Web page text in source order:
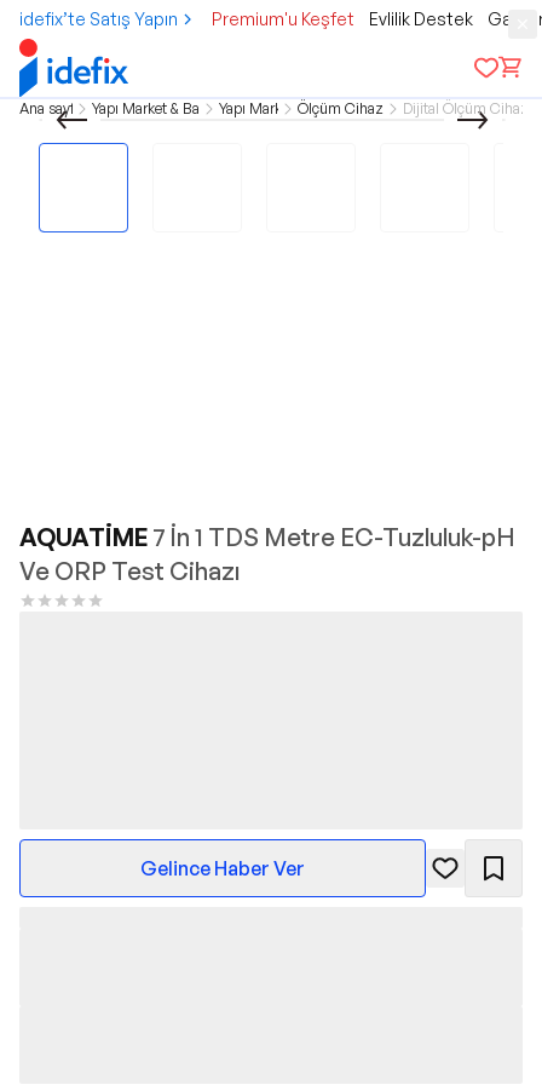
idefix’te Satış Yapın Premium'u Keşfet Evlilik Destek
Ana sayfa Yapı Market & BahçeYapı Market Ölçüm Cihazları Dijital Ölçüm
AQUATİME 7 İn 1 TDS Metre EC-Tuzluluk-pH
Ve ORP Test Cihazı
Gelince Haber Ver